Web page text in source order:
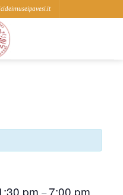
pm –7:00 pm